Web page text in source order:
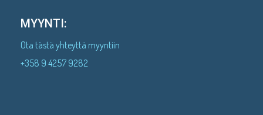
MYYNTI:
Ota tästä yhteyttä myyntiin
+358 9 4257 9282